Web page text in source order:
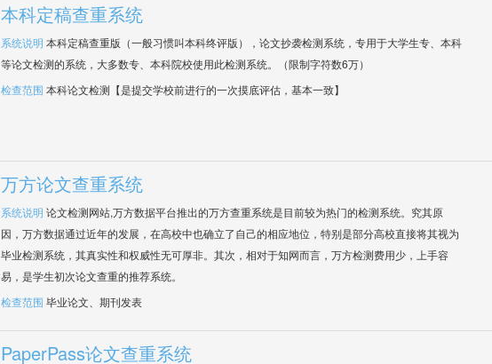
本科定稿查重系统
系统说明 本科定稿查重版（一般习惯叫本科终评版），论文抄袭检测系统，专用于大学生专、本科
等论文检测的系统，大多数专、本科院校使用此检测系统。（限制字符数6万）
检查范围 本科论文检测【是提交学校前进行的一次摸底评估，基本一致】
万方论文查重系统
系统说明 论文检测网站,万方数据平台推出的万方查重系统是目前较为热门的检测系统。究其原
因，万方数据通过近年的发展，在高校中也确立了自己的相应地位，特别是部分高校直接将其视为
毕业检测系统，其真实性和权威性无可厚非。其次，相对于知网而言，万方检测费用少，上手容
易，是学生初次论文查重的推荐系统。
检查范围 毕业论文、期刊发表
PaperPass论文查重系统